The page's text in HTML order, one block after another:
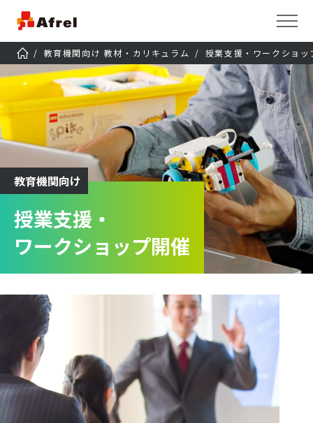
教育機関向け 教材・カリキュラム 授業支援・ワークショッ
教育機関向け
授業支援・
ワークショップ開催